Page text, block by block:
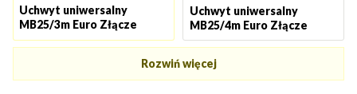
Uchwyt uniwersalny
MB25/3m Euro Złącze
Uchwyt uniwersalny
MB25/4m Euro Złącze
Rozwiń więcej